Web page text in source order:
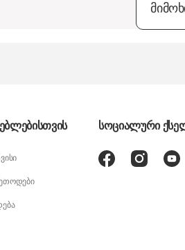
სოციალური